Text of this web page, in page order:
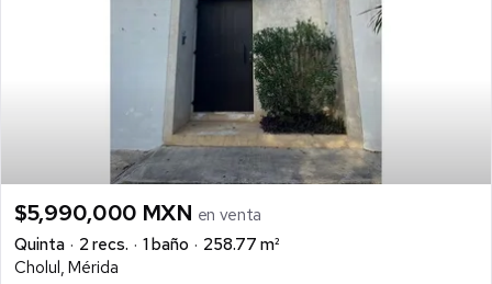
$5,990,000 MXN en venta
Quinta
2 recs. 1 baño
258.77 m²
Cholul, Mérida